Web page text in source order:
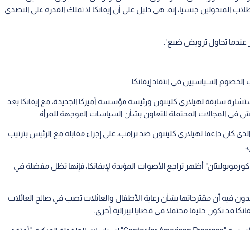
الماضية إجمالا.
سياسية عادة، بغض النظر عن تغريدات الرئيس".
لا أعتقد ذلك. لا يمكنني لوم أي شيء آخر، هي في الأساس كانت
نفسها مدافعة عن حقوق المرأة، تجاوزت كثيرا عندما وقفت في صف والدها بعد
وقالت شانون كولتر، المؤسسة الشريكة لحملة "GrabYourWallet"، وهي حركة لمقاطعة منتجات ترامب بما فيها
وغير الدستورية مثل حظر دخول المسلمين، وترحيل المهاجرين الكادحين،
المتحولين جنسيا، إنما هي دليل على أن إيفانكا لا تملك القدرة على التصدي
عندما تحاول ترويض ضبع".
السياسيين في انتقاد إيفانكا.
سابقة لهيلاري كلينتون ورئيسة مؤسسة أميركا الجديدة، مع إيفانكا بعد